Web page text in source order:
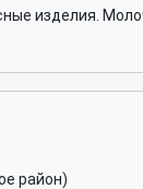
изделия.
район)